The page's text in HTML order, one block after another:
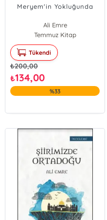
Meryem'in Yokluğunda
Ali Emre
Temmuz Kitap
Tükendi
₺200,00
₺134,00
%33